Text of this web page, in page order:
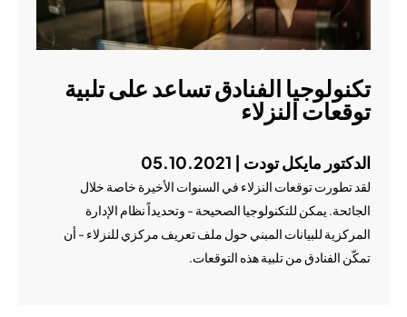
تكنولوجيا الفنادق تساعد على تلبية
توقعات النزلاء
الدكتور مايكل تودت | 05.10.2021
لقد تطورت توقعات النزلاء في السنوات الأخيرة خاصة خلال
الجائحة. يمكن للتكنولوجيا الصحيحة - وتحديداً نظام الإدارة
المركزية للبيانات المبني حول ملف تعريف مركزي للنزلاء - أن
تمكّن الفنادق من تلبية هذه التوقعات.